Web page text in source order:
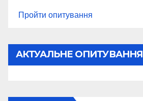
Пройти опитування
АКТУАЛЬНЕ ОПИТУВАННЯ